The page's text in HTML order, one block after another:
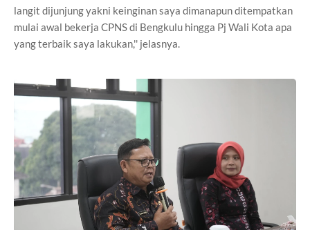
langit dijunjung yakni keinginan saya dimanapun ditempatkan
mulai awal bekerja CPNS di Bengkulu hingga Pj Wali Kota apa
yang terbaik saya lakukan,'' jelasnya.